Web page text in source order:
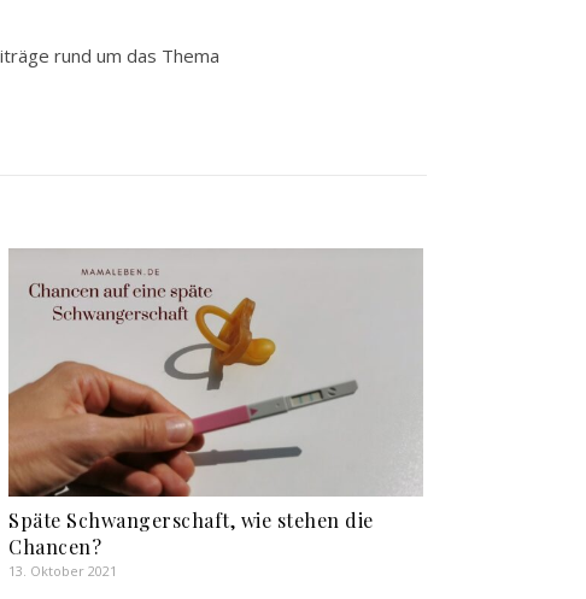
rund um das Thema
Späte Schwangerschaft, wie stehen die
Chancen?
13. Oktober 2021